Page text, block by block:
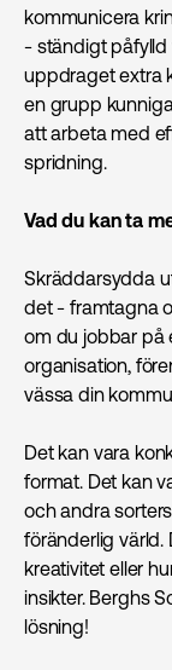
kommunicera
- ständigt
uppdraget extra
en grupp
att arbeta med
spridning.
Vad du kan ta
Skräddarsydda
det - framtagna
om du jobbar på
organisation,
vässa din
Det kan vara
format. Det kan
och andra
föränderlig värld.
kreativitet eller
insikter. Berghs
lösning!